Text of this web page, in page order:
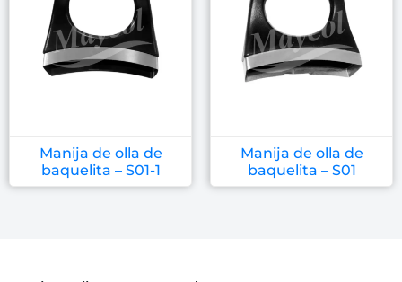
Manija de olla de
baquelita – S01-1
Manija de olla de
baquelita – S01